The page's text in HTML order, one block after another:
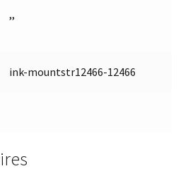
,,
ink-mountstr12466-12466